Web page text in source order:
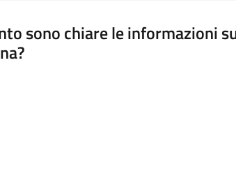
sono chiare le informazioni